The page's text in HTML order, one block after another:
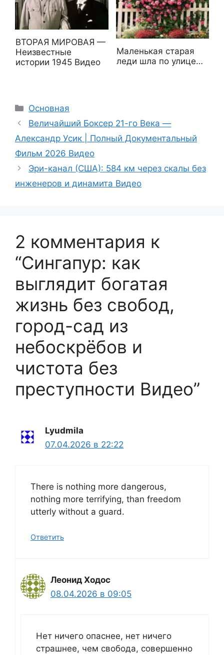
ВТОРАЯ МИРОВАЯ —
Неизвестные
истории 1945 Видео
Маленькая старая
леди шла по улице…
Рубрики
Основная
Величайший Боксер 21-го Века —
Александр Усик | Полный Документальный
Фильм 2026 Видео
Эри-канал (США): 584 км через скалы без
инженеров и динамита Видео
2 комментария к
“Сингапур: как
выглядит богатая
жизнь без свобод,
город-сад из
небоскрёбов и
чистота без
преступности Видео”
Lyudmila
07.04.2026 в 22:22
There is nothing more dangerous,
nothing more terrifying, than freedom
utterly without a guard.
Ответить
Леонид Ходос
08.04.2026 в 09:05
Нет ничего опаснее, нет ничего
страшнее, чем свобода, совершенно